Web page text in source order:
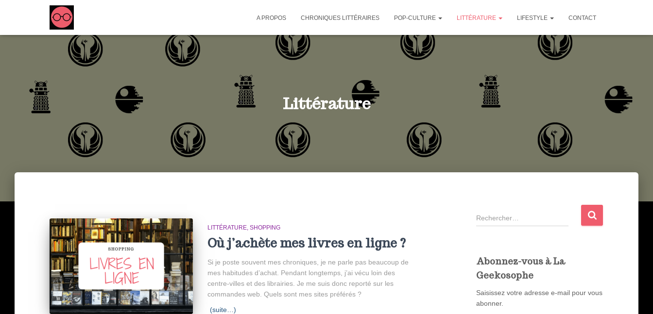
A PROPOS CHRONIQUES LITTÉRAIRES POP-CULTURE LITTÉRATURE LIFESTYLE CONTACT
Littérature
LITTÉRATURE SHOPPING
Où j’achète mes livres en ligne ?
Si je poste souvent mes chroniques, je ne parle pas beaucoup de
mes habitudes d’achat. Pendant longtemps, j’ai vécu loin des
centre-villes et des librairies. Je me suis donc reporté sur les
commandes web. Quels sont mes sites préférés ?
(suite…)
R
e
c
h
Abonnez-vous à La
Geekosophe
Saisissez votre adresse e-mail pour vous
abonner.